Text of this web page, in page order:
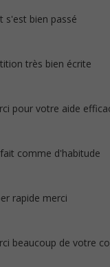
s'est bien passé
très bien écrite
pour votre aide
comme d'habitude
rapide merci
beaucoup de votre